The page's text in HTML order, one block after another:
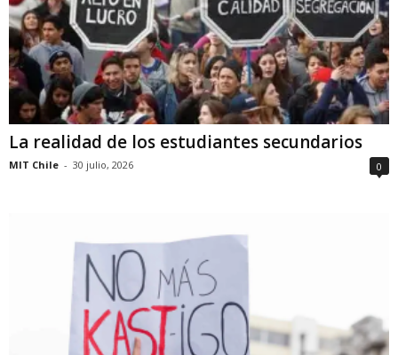
La realidad de los estudiantes secundarios
MIT Chile - 30 julio, 2026 0